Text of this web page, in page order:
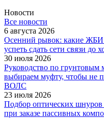
Новости
Все новости
6 августа 2026
Осенний рывок: какие
успеть сдать сети связи до
30 июля 2026
Руководство по
выбираем муфту, чтобы не
ВОЛС
23 июля 2026
Подбор оптических шнуров
при заказе пассивных